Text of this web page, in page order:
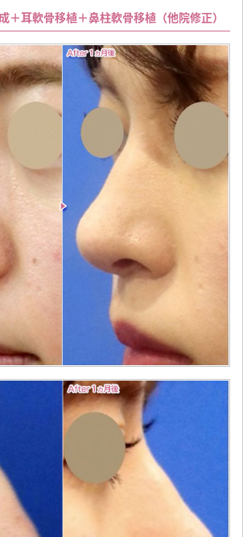
＋耳軟骨移植＋鼻柱軟骨移植（他院修正）